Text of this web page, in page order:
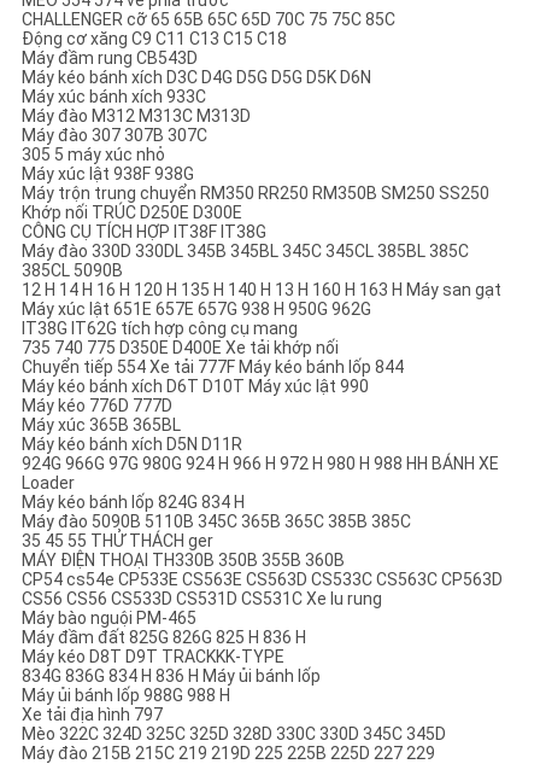
CHALLENGER cỡ 65 65B 65C 65D 70C 75 75C 85C
Động cơ xăng C9 C11 C13 C15 C18
Máy đầm rung CB543D
Máy kéo bánh xích D3C D4G D5G D5G D5K D6N
Máy xúc bánh xích 933C
Máy đào M312 M313C M313D
Máy đào 307 307B 307C
305 5 máy xúc nhỏ
Máy xúc lật 938F 938G
Máy trộn trung chuyển RM350 RR250 RM350B SM250 SS250
Khớp nối TRÚC D250E D300E
CÔNG CỤ TÍCH HỢP IT38F IT38G
Máy đào 330D 330DL 345B 345BL 345C 345CL 385BL 385C
385CL 5090B
12 H 14 H 16 H 120 H 135 H 140 H 13 H 160 H 163 H Máy san gạt
Máy xúc lật 651E 657E 657G 938 H 950G 962G
IT38G IT62G tích hợp công cụ mang
735 740 775 D350E D400E Xe tải khớp nối
Chuyển tiếp 554 Xe tải 777F Máy kéo bánh lốp 844
Máy kéo bánh xích D6T D10T Máy xúc lật 990
Máy kéo 776D 777D
Máy xúc 365B 365BL
Máy kéo bánh xích D5N D11R
924G 966G 97G 980G 924 H 966 H 972 H 980 H 988 HH BÁNH XE
Loader
Máy kéo bánh lốp 824G 834 H
Máy đào 5090B 5110B 345C 365B 365C 385B 385C
35 45 55 THỬ THÁCH ger
MÁY ĐIỆN THOẠI TH330B 350B 355B 360B
CP54 cs54e CP533E CS563E CS563D CS533C CS563C CP563D
CS56 CS56 CS533D CS531D CS531C Xe lu rung
Máy bào nguội PM-465
Máy đầm đất 825G 826G 825 H 836 H
Máy kéo D8T D9T TRACKKK-TYPE
834G 836G 834 H 836 H Máy ủi bánh lốp
Máy ủi bánh lốp 988G 988 H
Xe tải địa hình 797
Mèo 322C 324D 325C 325D 328D 330C 330D 345C 345D
Máy đào 215B 215C 219 219D 225 225B 225D 227 229